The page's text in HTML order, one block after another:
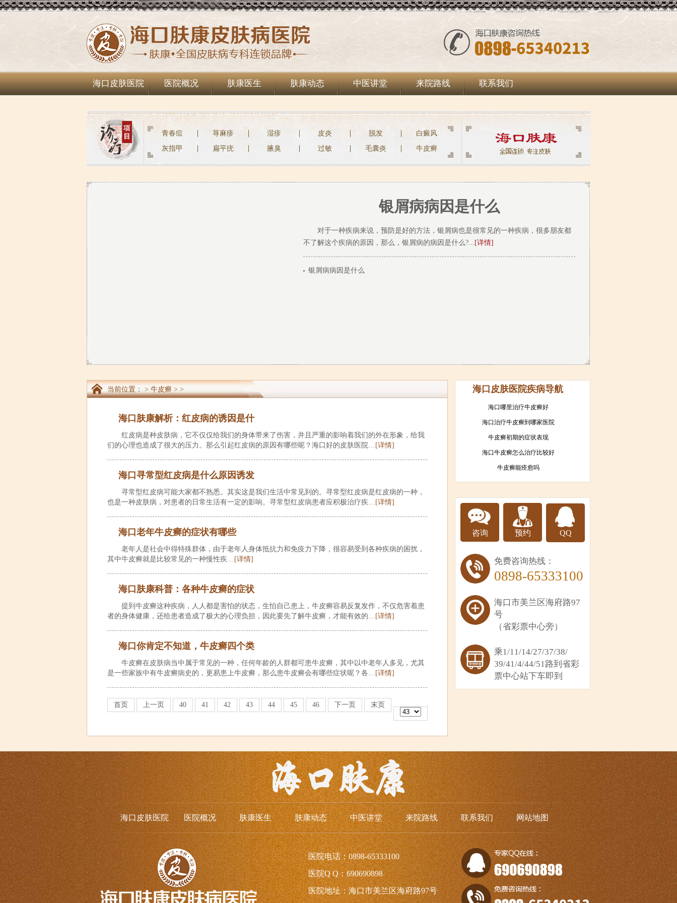
海口皮肤医院 医院概况 肤康医生 肤康动态 中医讲堂 来院路线 联系我们
青春痘 荨麻疹 湿疹 皮炎 脱发
白癜风
灰指甲
扁平疣 腋臭 过敏 毛囊炎 牛皮癣
银屑病病因是什么
对于一种疾病来说，预防是好的方法，银屑病也是很常见的一种疾病，很多朋友都
不了解这个疾病的原因，那么，银屑病的病因是什么?... [详情]
银屑病病因是什么
当前位置： > 牛皮癣 > >
海口肤康解析：红皮病的诱因是什
红皮病是种皮肤病，它不仅仅给我们的身体带来了伤害，并且严重的影响着我们的外在形象，给我
们的心理也造成了很大的压力。那么引起红皮病的原因有哪些呢？海口好的皮肤医院… [详情]
海口寻常型红皮病是什么原因诱发
寻常型红皮病可能大家都不熟悉。其实这是我们生活中常见到的。寻常型红皮病是红皮病的一种，
也是一种皮肤病，对患者的日常生活有一定的影响。寻常型红皮病患者应积极治疗疾… [详情]
海口老年牛皮癣的症状有哪些
老年人是社会中得特殊群体，由于老年人身体抵抗力和免疫力下降，很容易受到各种疾病的困扰，
其中牛皮癣就是比较常见的一种慢性疾… [详情]
海口肤康科普：各种牛皮癣的症状
提到牛皮癣这种疾病，人人都是害怕的状态，生怕自己患上，牛皮癣容易反复发作，不仅危害着患
者的身体健康，还给患者造成了极大的心理负担，因此要先了解牛皮癣，才能有效的… [详情]
海口你肯定不知道，牛皮癣四个类
牛皮癣在皮肤病当中属于常见的一种，任何年龄的人群都可患牛皮癣，其中以中老年人多见，尤其
是一些家族中有牛皮癣病史的，更易患上牛皮癣，那么患牛皮癣会有哪些症状呢？各… [详情]
首页 上一页 40 41 42 43 44 45 46 下一页 末页
海口皮肤医院疾病导航
海口哪里治疗牛皮癣好
海口治疗牛皮癣到哪家医院
牛皮癣初期的症状表现
海口牛皮癣怎么治疗比较好
牛皮癣能痊愈吗
咨询 预约 QQ
免费咨询热线：
0898-65333100
海口市美兰区海府路97
号
（省彩票中心旁）
乘1/11/14/27/37/38/
39/41/4/44/51路到省彩
票中心站下车即到
海口皮肤医院 医院概况 肤康医生 肤康动态 中医讲堂 来院路线 联系我们 网站地图
医院电话：0898-65333100
医院Q Q：690690898
医院地址：海口市美兰区海府路97号